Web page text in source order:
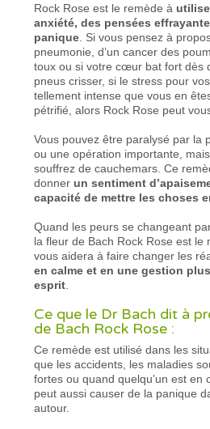
Rock Rose est le remède à
anxiété, des pensées
panique . Si vous pensez à
pneumonie, d’un cancer des
toux ou si votre cœur bat fort dès
pneus crisser, si le stress pour
tellement intense que vous en
pétrifié, alors Rock Rose peut
Vous pouvez être paralysé par la
ou une opération importante,
souffrez de cauchemars. Ce
donner un sentiment
capacité de mettre les choses
Quand les peurs se changeant
la fleur de Bach Rock Rose est le
vous aidera à faire changer les
en calme et en une gestion
esprit
Ce que le Dr Bach dit à
de Bach Rock Rose :
Ce remède est utilisé dans les
que les accidents, les maladies
fortes ou quand quelqu’un est en
peut aussi causer de la panique
autour.